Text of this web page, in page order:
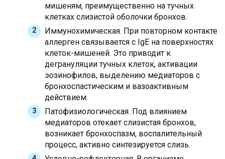
мишеням, преимущественно на тучных
клетках слизистой оболочки бронхов.
Иммунохимическая. При повторном контакте
аллерген связывается с IgE на поверхностях
клеток-мишеней. Это приводит к
дегрануляции тучных клеток, активации
эозинофилов, выделению медиаторов с
бронхоспастическим и вазоактивным
действием.
Патофизиологическая. Под влиянием
медиаторов отекает слизистая бронхов,
возникает бронхоспазм, воспалительный
процесс, активно синтезируется слизь.